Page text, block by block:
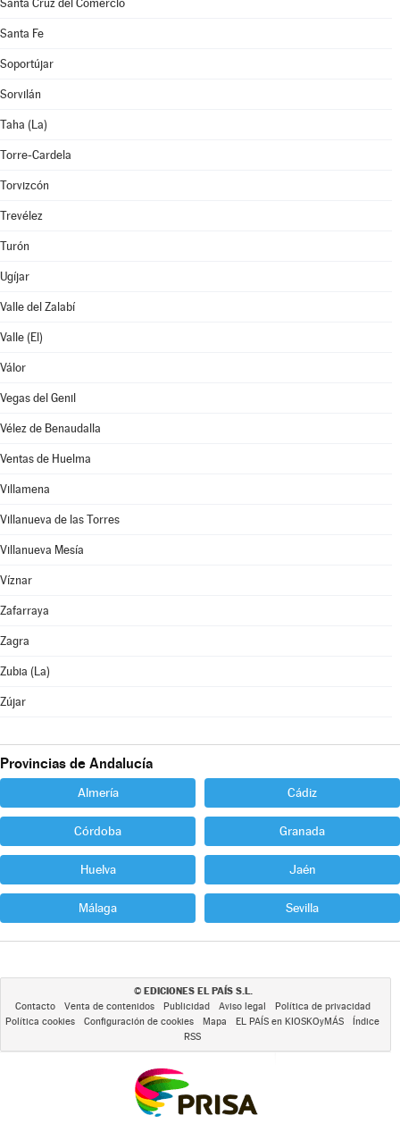
Santa Cruz del Comercio
Santa Fe
Soportújar
Sorvilán
Taha (La)
Torre-Cardela
Torvizcón
Trevélez
Turón
Ugíjar
Valle del Zalabí
Valle (El)
Válor
Vegas del Genil
Vélez de Benaudalla
Ventas de Huelma
Villamena
Villanueva de las Torres
Villanueva Mesía
Víznar
Zafarraya
Zagra
Zubia (La)
Zújar
Provincias de Andalucía
Almería Cádiz
Córdoba Granada
Huelva Jaén
Málaga Sevilla
© EDICIONES EL PAÍS S.L.
Contacto Venta de contenidos Publicidad Aviso legal
Política de privacidad
Política cookies
Configuración de cookies Mapa EL PAÍS en KIOSKOyMÁS
Índice
RSS